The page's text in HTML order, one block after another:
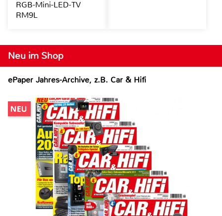
Neu im Shop
ePaper Jahres-Archive, z.B. Car & Hifi
RGB-Mini-LED-TV
RM9L